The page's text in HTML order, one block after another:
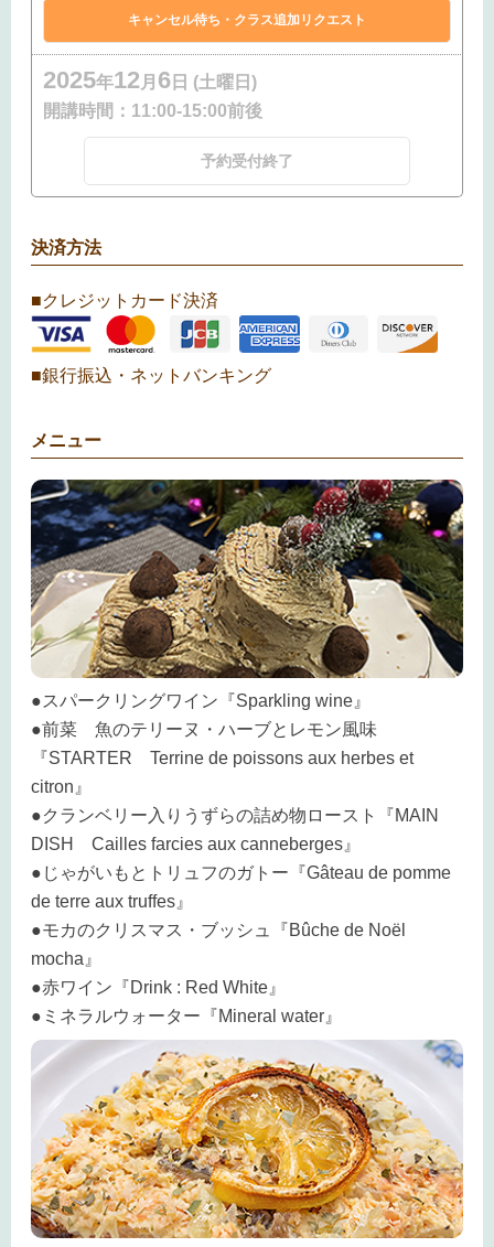
2025年12月 6 日 (土曜日)
開講時間： 11:00-15:00前後
予約受付終了
決済方法
■クレジットカード決済
■銀行振込・ネットバンキング
メニュー
●スパークリングワイン『Sparkling wine』
●前菜 魚のテリーヌ・ハーブとレモン風味
『STARTER Terrine de poissons aux herbes et
citron』
●クランベリー入りうずらの詰め物ロースト『MAIN
DISH Cailles farcies aux canneberges』
●じゃがいもとトリュフのガトー『Gâteau de pomme
de terre aux truffes』
●モカのクリスマス・ブッシュ『Bûche de Noël
mocha』
●赤ワイン『Drink : Red White』
●ミネラルウォーター『Mineral water』